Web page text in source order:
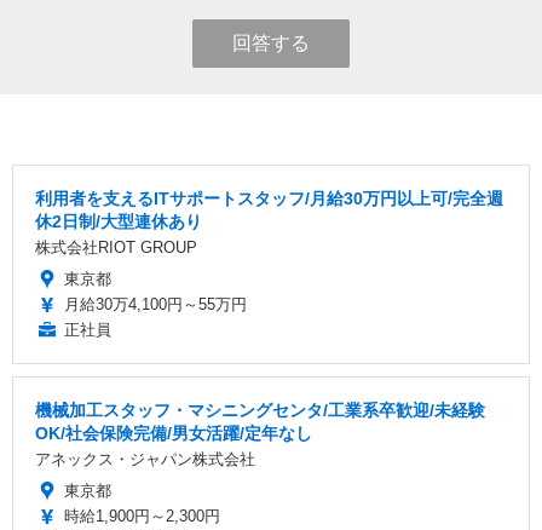
回答する
利用者を支えるITサポートスタッフ/月給30万円以上可/完全週
休2日制/大型連休あり
株式会社RIOT GROUP
東京都
月給30万4,100円～55万円
正社員
機械加工スタッフ・マシニングセンタ/工業系卒歓迎/未経験
OK/社会保険完備/男女活躍/定年なし
アネックス・ジャパン株式会社
東京都
時給1,900円～2,300円